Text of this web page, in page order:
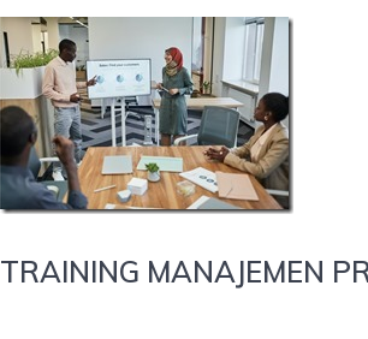
TRAINING MANAJEMEN